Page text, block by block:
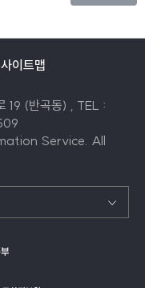
사이트맵
19 (반곡동) , TEL :
Service. All